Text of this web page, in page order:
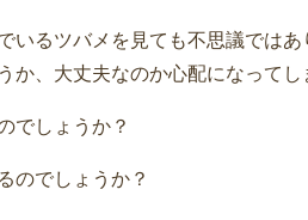
いるツバメを見ても不思議では
か、大丈夫なのか心配になってし
でしょうか？
のでしょうか？